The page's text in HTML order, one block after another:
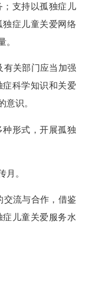
支持以孤独症儿
症儿童关爱网络
。
有关部门应当加强
科学知识和关爱
意识。
形式，开展孤独
。
交流与合作，借鉴
儿童关爱服务水